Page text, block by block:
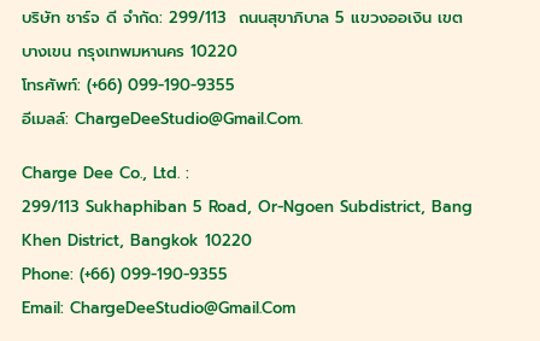
บริษัท ชาร์จ ดี จำกัด: 299/113 ถนนสุขาภิบาล 5 แขวงออเงิน เขต
บางเขน กรุงเทพมหานคร 10220
โทรศัพท์: (+66) 099-190-9355
อีเมลล์: ChargeDeeStudio@gmail.com.
Charge Dee Co., Ltd. :
299/113 Sukhaphiban 5 Road, Or-Ngoen Subdistrict, Bang
Khen District, Bangkok 10220
Phone: (+66) 099-190-9355
Email: ChargeDeeStudio@gmail.com